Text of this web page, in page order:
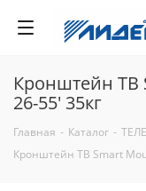
Кронштейн ТВ
26-55' 35кг
Главная - Каталог -
Кронштейн ТВ Smart